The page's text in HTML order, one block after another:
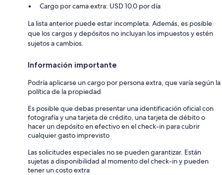
Cargo por cama extra: USD 10.0 por día
La lista anterior puede estar incompleta. Además, es posible
que los cargos y depósitos no incluyan los impuestos y estén
sujetos a cambios.
Información importante
Podría aplicarse un cargo por persona extra, que varía según la
política de la propiedad
Es posible que debas presentar una identificación oficial con
fotografía y una tarjeta de crédito, una tarjeta de débito o
hacer un depósito en efectivo en el check-in para cubrir
cualquier gasto imprevisto
Las solicitudes especiales no se pueden garantizar. Están
sujetas a disponibilidad al momento del check-in y pueden
tener un costo extra